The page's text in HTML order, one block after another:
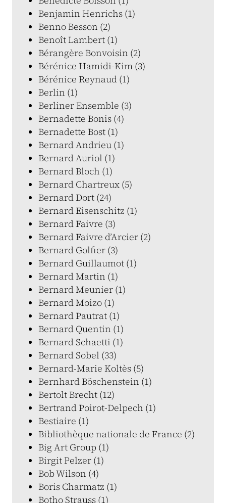
Benjamin Henrichs (1)
Benno Besson (2)
Benoît Lambert (1)
Bérangère Bonvoisin (2)
Bérénice Hamidi-Kim (3)
Bérénice Reynaud (1)
Berlin (1)
Berliner Ensemble (3)
Bernadette Bonis (4)
Bernadette Bost (1)
Bernard Andrieu (1)
Bernard Auriol (1)
Bernard Bloch (1)
Bernard Chartreux (5)
Bernard Dort (24)
Bernard Eisenschitz (1)
Bernard Faivre (3)
Bernard Faivre d’Arcier (2)
Bernard Golfier (3)
Bernard Guillaumot (1)
Bernard Martin (1)
Bernard Meunier (1)
Bernard Moizo (1)
Bernard Pautrat (1)
Bernard Quentin (1)
Bernard Schaetti (1)
Bernard Sobel (33)
Bernard-Marie Koltès (5)
Bernhard Böschenstein (1)
Bertolt Brecht (12)
Bertrand Poirot-Delpech (1)
Bestiaire (1)
Bibliothèque nationale de France (2)
Big Art Group (1)
Birgit Pelzer (1)
Bob Wilson (4)
Boris Charmatz (1)
Botho Strauss (1)